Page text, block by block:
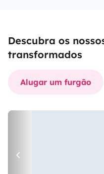
Descubra os
transformados
Alugar um furgão